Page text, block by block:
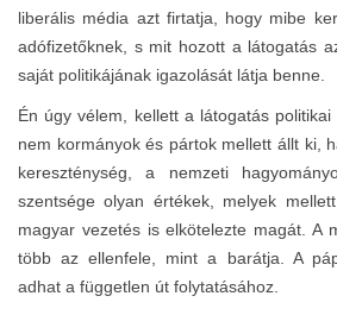
liberális média azt firtatja, hogy mibe
adófizetőknek, s mit hozott a látogatás
saját politikájának igazolását látja benne.
Én úgy vélem, kellett a látogatás
nem kormányok és pártok mellett állt ki,
kereszténység, a nemzeti
szentsége olyan értékek, melyek
magyar vezetés is elkötelezte magát. A
több az ellenfele, mint a barátja. A
adhat a független út folytatásához.